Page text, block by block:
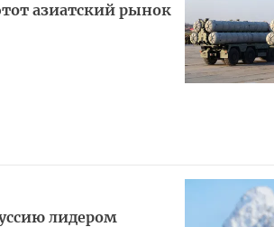
азиатский рынок
лидером